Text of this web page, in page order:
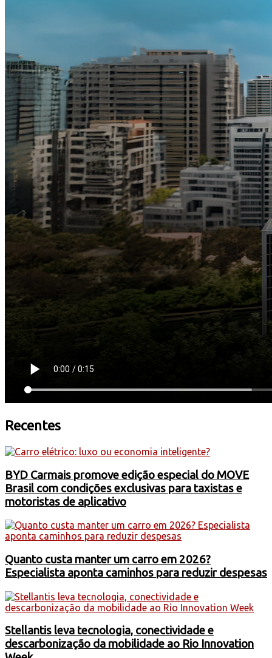
Recentes
BYD Carmais promove edição especial do MOVE
Brasil com condições exclusivas para taxistas e
motoristas de aplicativo
Quanto custa manter um carro em 2026?
Especialista aponta caminhos para reduzir despesas
Stellantis leva tecnologia, conectividade e
descarbonização da mobilidade ao Rio Innovation